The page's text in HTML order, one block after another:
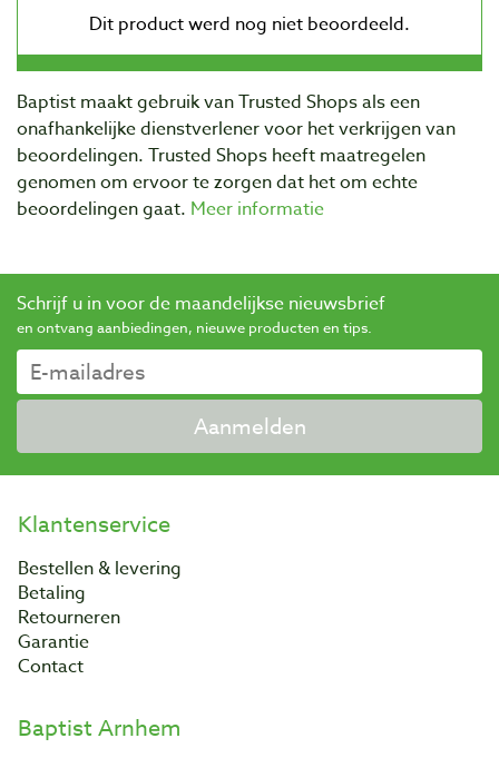
Baptist maakt gebruik van Trusted Shops als een
onafhankelijke dienstverlener voor het verkrijgen van
beoordelingen. Trusted Shops heeft maatregelen
genomen om ervoor te zorgen dat het om echte
beoordelingen gaat. Meer informatie
Schrijf u in voor de maandelijkse nieuwsbrief
en ontvang aanbiedingen, nieuwe producten en tips.
Aanmelden
Klantenservice
Bestellen & levering
Betaling
Retourneren
Garantie
Contact
Baptist Arnhem